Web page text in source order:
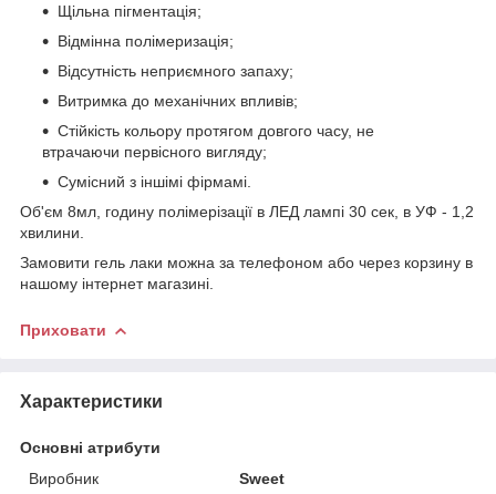
Щільна пігментація;
Відмінна полімеризація;
Відсутність неприємного запаху;
Витримка до механічних впливів;
Стійкість кольору протягом довгого часу, не
втрачаючи первісного вигляду;
Сумісний з іншімі фірмамі.
Об'єм 8мл, годину полімерізації в ЛЕД лампі 30 сек, в УФ - 1,2
хвилини.
Замовити гель лаки можна за телефоном або через корзину в
нашому інтернет магазині.
Приховати
Характеристики
Основні атрибути
Виробник
Sweet